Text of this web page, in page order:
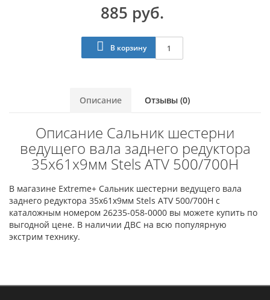
885 руб.
В корзину
Описание Отзывы (0)
Описание Сальник шестерни
ведущего вала заднего редуктора
35x61x9мм Stels ATV 500/700H
В магазине Extreme+ Сальник шестерни ведущего вала
заднего редуктора 35x61x9мм Stels ATV 500/700H с
каталожным номером 26235-058-0000 вы можете купить по
выгодной цене. В наличии ДВС на всю популярную
экстрим технику.